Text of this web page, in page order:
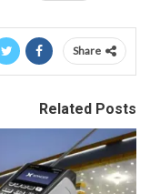
Share
Related Posts